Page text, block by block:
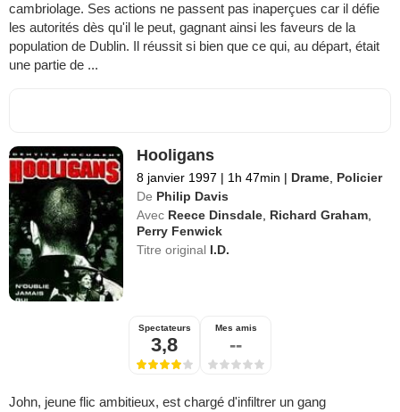
cambriolage. Ses actions ne passent pas inaperçues car il défie
les autorités dès qu'il le peut, gagnant ainsi les faveurs de la
population de Dublin. Il réussit si bien que ce qui, au départ, était
une partie de ...
Hooligans
8 janvier 1997 | 1h 47min | Drame, Policier
De Philip Davis
Avec Reece Dinsdale, Richard Graham,
Perry Fenwick
Titre original I.D.
Spectateurs
3,8
Mes amis
--
John, jeune flic ambitieux, est chargé d'infiltrer un gang